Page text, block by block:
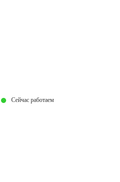
Сейчас работаем